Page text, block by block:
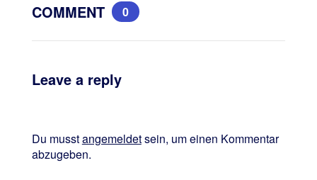
COMMENT 0
Leave a reply
Du musstangemeldetsein, um einen Kommentar
abzugeben.